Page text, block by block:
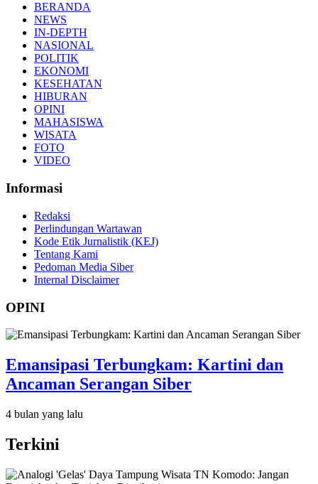
BERANDA
NEWS
IN-DEPTH
NASIONAL
POLITIK
EKONOMI
KESEHATAN
HIBURAN
OPINI
MAHASISWA
WISATA
FOTO
VIDEO
Informasi
Redaksi
Perlindungan Wartawan
Kode Etik Jurnalistik (KEJ)
Tentang Kami
Pedoman Media Siber
Internal Disclaimer
OPINI
Emansipasi Terbungkam: Kartini dan
Ancaman Serangan Siber
4 bulan yang lalu
Terkini